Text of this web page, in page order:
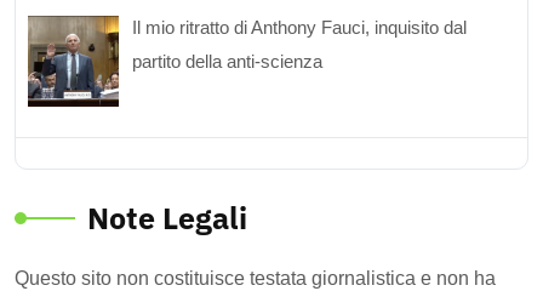
Il mio ritratto di Anthony Fauci, inquisito dal
partito della anti-scienza
Note Legali
Questo sito non costituisce testata giornalistica e non ha